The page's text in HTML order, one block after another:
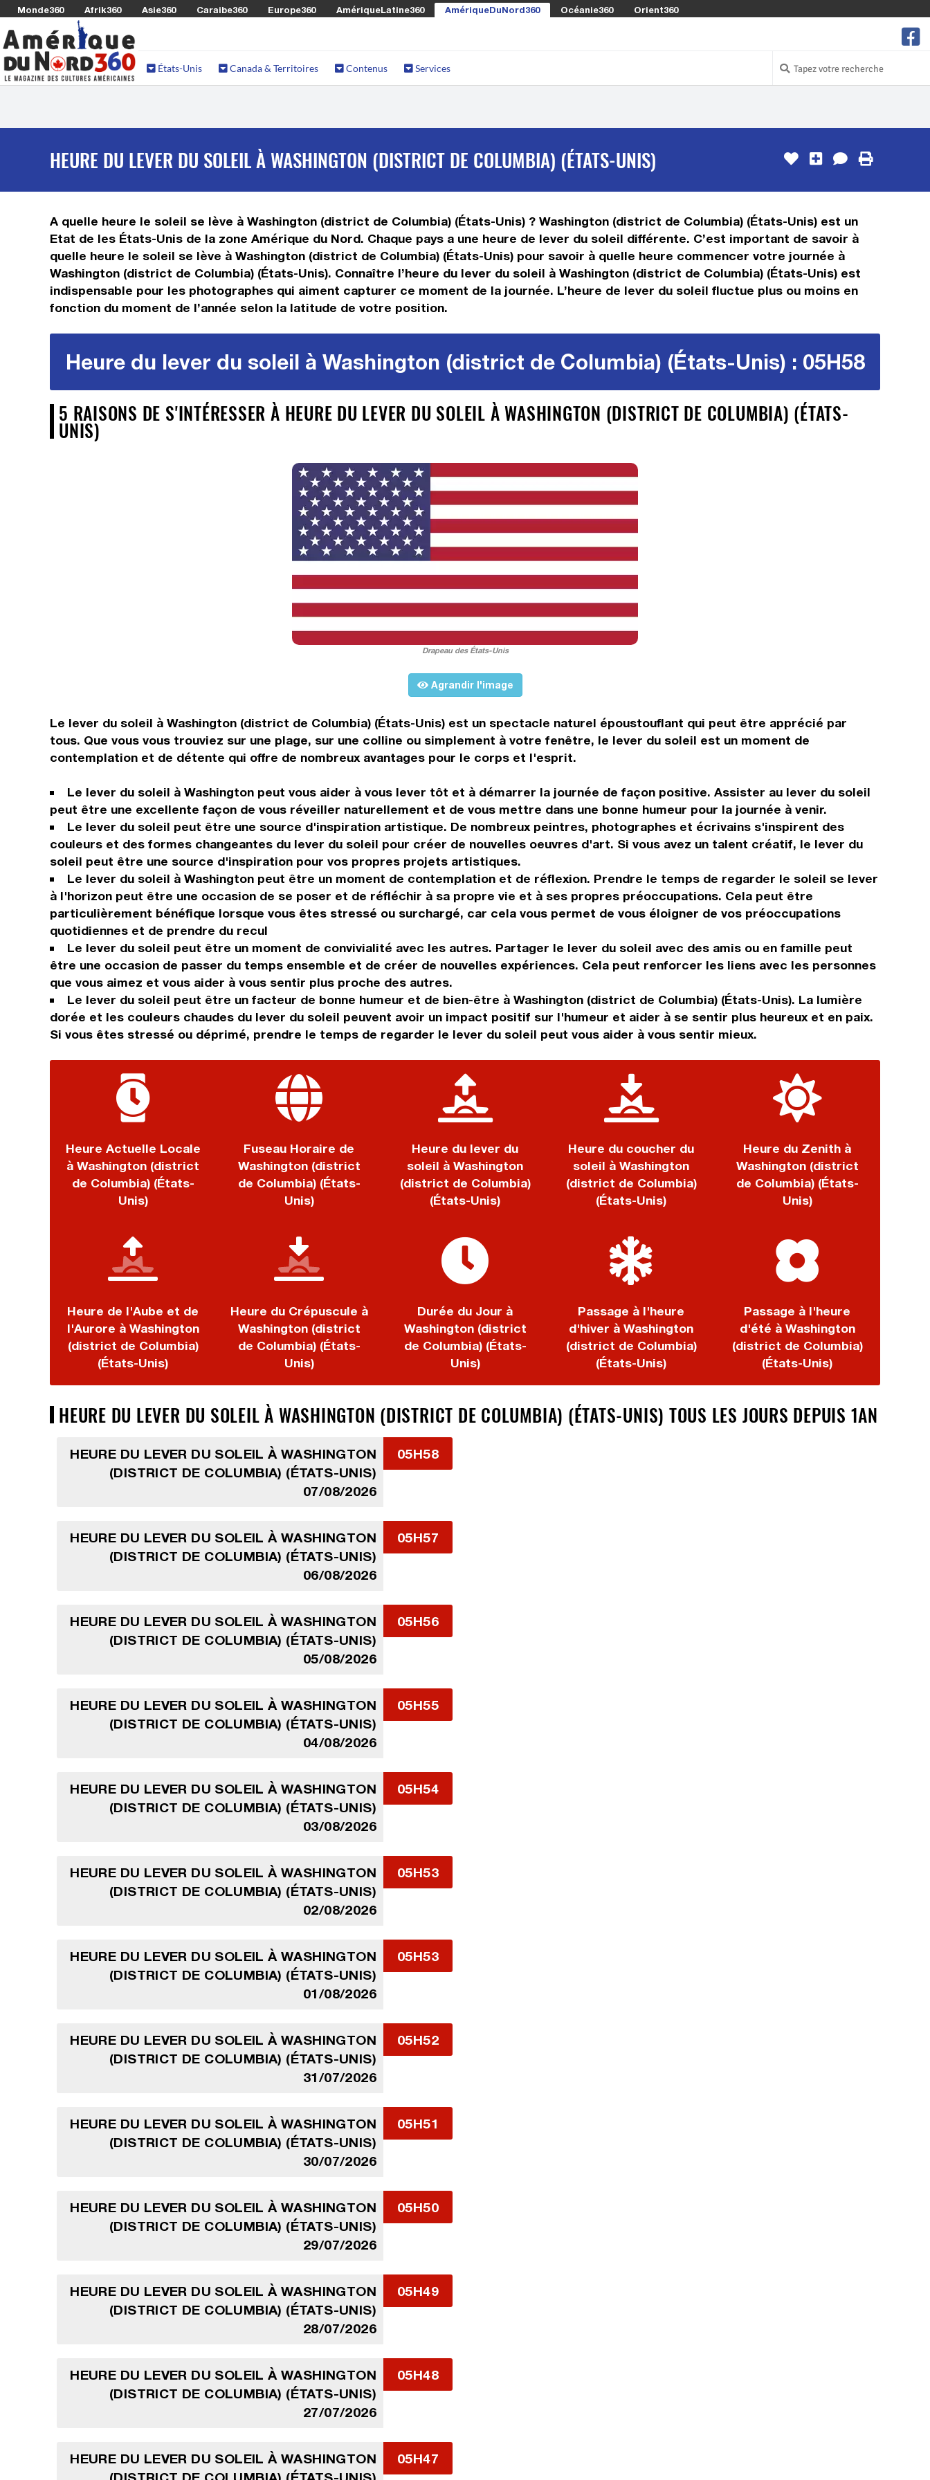
Monde360 Afrik360 Asie360 Caraibe360 Europe360 AmériqueLatine360 AmériqueDuNord360 Océanie360 Orient360
États-Unis Canada & Territoires Contenus Services
HEURE DU LEVER DU SOLEIL À WASHINGTON (DISTRICT DE COLUMBIA) (ÉTATS-UNIS)
A quelle heure le soleil se lève à Washington (district de Columbia) (États-Unis) ? Washington (district de Columbia) (États-Unis) est un
Etat de les États-Unis de la zone Amérique du Nord. Chaque pays a une heure de lever du soleil différente. C’est important de savoir à
quelle heure le soleil se lève à Washington (district de Columbia) (États-Unis) pour savoir à quelle heure commencer votre journée à
Washington (district de Columbia) (États-Unis). Connaître l’heure du lever du soleil à Washington (district de Columbia) (États-Unis) est
indispensable pour les photographes qui aiment capturer ce moment de la journée. L’heure de lever du soleil fluctue plus ou moins en
fonction du moment de l’année selon la latitude de votre position.
Heure du lever du soleil à Washington (district de Columbia) (États-Unis) : 05H58
5 RAISONS DE S'INTÉRESSER À HEURE DU LEVER DU SOLEIL À WASHINGTON (DISTRICT DE COLUMBIA) (ÉTATS-
UNIS)
Drapeau des États-Unis
Agrandir l'image
Le lever du soleil à Washington (district de Columbia) (États-Unis) est un spectacle naturel époustouflant qui peut être apprécié par
tous. Que vous vous trouviez sur une plage, sur une colline ou simplement à votre fenêtre, le lever du soleil est un moment de
contemplation et de détente qui offre de nombreux avantages pour le corps et l'esprit.
Le lever du soleil à Washington peut vous aider à vous lever tôt et à démarrer la journée de façon positive. Assister au lever du soleil
peut être une excellente façon de vous réveiller naturellement et de vous mettre dans une bonne humeur pour la journée à venir.
Le lever du soleil peut être une source d'inspiration artistique. De nombreux peintres, photographes et écrivains s'inspirent des
couleurs et des formes changeantes du lever du soleil pour créer de nouvelles oeuvres d'art. Si vous avez un talent créatif, le lever du
soleil peut être une source d'inspiration pour vos propres projets artistiques.
Le lever du soleil à Washington peut être un moment de contemplation et de réflexion. Prendre le temps de regarder le soleil se lever
à l'horizon peut être une occasion de se poser et de réfléchir à sa propre vie et à ses propres préoccupations. Cela peut être
particulièrement bénéfique lorsque vous êtes stressé ou surchargé, car cela vous permet de vous éloigner de vos préoccupations
quotidiennes et de prendre du recul
Le lever du soleil peut être un moment de convivialité avec les autres. Partager le lever du soleil avec des amis ou en famille peut
être une occasion de passer du temps ensemble et de créer de nouvelles expériences. Cela peut renforcer les liens avec les personnes
que vous aimez et vous aider à vous sentir plus proche des autres.
Le lever du soleil peut être un facteur de bonne humeur et de bien-être à Washington (district de Columbia) (États-Unis). La lumière
dorée et les couleurs chaudes du lever du soleil peuvent avoir un impact positif sur l'humeur et aider à se sentir plus heureux et en paix.
Si vous êtes stressé ou déprimé, prendre le temps de regarder le lever du soleil peut vous aider à vous sentir mieux.
Heure Actuelle Locale
à Washington (district
de Columbia) (États-
Unis)
Fuseau Horaire de
Washington (district
de Columbia) (États-
Unis)
Heure du lever du
soleil à Washington
(district de Columbia)
(États-Unis)
Heure du coucher du
soleil à Washington
(district de Columbia)
(États-Unis)
Heure du Zenith à
Washington (district
de Columbia) (États-
Unis)
Heure de l'Aube et de
l'Aurore à Washington
(district de Columbia)
(États-Unis)
Heure du Crépuscule à
Washington (district
de Columbia) (États-
Unis)
Durée du Jour à
Washington (district
de Columbia) (États-
Unis)
Passage à l'heure
d'hiver à Washington
(district de Columbia)
(États-Unis)
Passage à l'heure
d'été à Washington
(district de Columbia)
(États-Unis)
HEURE DU LEVER DU SOLEIL À WASHINGTON (DISTRICT DE COLUMBIA) (ÉTATS-UNIS) TOUS LES JOURS DEPUIS 1AN
HEURE DU LEVER DU SOLEIL À WASHINGTON
(DISTRICT DE COLUMBIA) (ÉTATS-UNIS)
07/08/2026
05H58
HEURE DU LEVER DU SOLEIL À WASHINGTON
(DISTRICT DE COLUMBIA) (ÉTATS-UNIS)
06/08/2026
05H57
HEURE DU LEVER DU SOLEIL À WASHINGTON
(DISTRICT DE COLUMBIA) (ÉTATS-UNIS)
05/08/2026
05H56
HEURE DU LEVER DU SOLEIL À WASHINGTON
(DISTRICT DE COLUMBIA) (ÉTATS-UNIS)
04/08/2026
05H55
HEURE DU LEVER DU SOLEIL À WASHINGTON
(DISTRICT DE COLUMBIA) (ÉTATS-UNIS)
03/08/2026
05H54
HEURE DU LEVER DU SOLEIL À WASHINGTON
(DISTRICT DE COLUMBIA) (ÉTATS-UNIS)
02/08/2026
05H53
HEURE DU LEVER DU SOLEIL À WASHINGTON
(DISTRICT DE COLUMBIA) (ÉTATS-UNIS)
01/08/2026
05H53
HEURE DU LEVER DU SOLEIL À WASHINGTON
(DISTRICT DE COLUMBIA) (ÉTATS-UNIS)
31/07/2026
05H52
HEURE DU LEVER DU SOLEIL À WASHINGTON
(DISTRICT DE COLUMBIA) (ÉTATS-UNIS)
30/07/2026
05H51
HEURE DU LEVER DU SOLEIL À WASHINGTON
(DISTRICT DE COLUMBIA) (ÉTATS-UNIS)
29/07/2026
05H50
HEURE DU LEVER DU SOLEIL À WASHINGTON
(DISTRICT DE COLUMBIA) (ÉTATS-UNIS)
28/07/2026
05H49
HEURE DU LEVER DU SOLEIL À WASHINGTON
(DISTRICT DE COLUMBIA) (ÉTATS-UNIS)
27/07/2026
05H48
HEURE DU LEVER DU SOLEIL À WASHINGTON
05H47